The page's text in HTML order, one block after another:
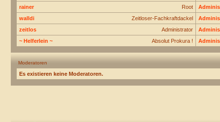
Root
rainer
Zeitloser-Fachkraftdackel
walldi
Administrator
zeitlos
Absolut Prokura !
~ Helferlein ~
Moderatoren
Es existieren keine Moderatoren.